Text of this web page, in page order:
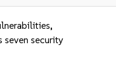
seven security